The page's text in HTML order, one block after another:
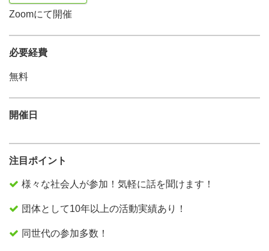
Zoomにて開催
必要経費
無料
開催日
注目ポイント
様々な社会人が参加！気軽に話を聞けます！
団体として10年以上の活動実績あり！
同世代の参加多数！